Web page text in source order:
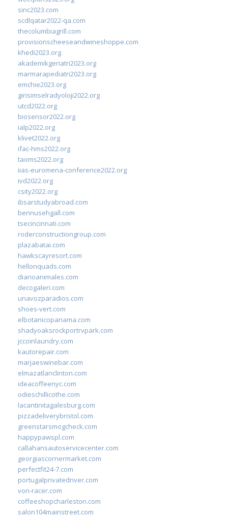
sinc2023.com
scdlqatar2022-qa.com
thecolumbiagrill.com
provisionscheeseandwineshoppe.com
khedi2023.org
akademikgeriatri2023.org
marmarapediatri2023.org
emchie2023.org
girisimselradyoloji2022.org
utcd2022.org
biosensor2022.org
ialp2022.org
klivet2022.org
ifac-hms2022.org
taoms2022.org
iias-euromena-conference2022.org
ivd2022.org
csity2022.org
ibsarstudyabroad.com
bennusehgall.com
tsecincinnati.com
roderconstructiongroup.com
plazabatai.com
hawkscayresort.com
hellonquads.com
diarioanimales.com
decogaleri.com
unavozparadios.com
shoes-vert.com
elbotanicopanama.com
shadyoaksrockportrvpark.com
jccoinlaundry.com
kautorepair.com
marjaeswinebar.com
elmazatlanclinton.com
ideacoffeenyc.com
odieschillicothe.com
lacantinitagalesburg.com
pizzadeliverybristol.com
greenstarsmogcheck.com
happypawspl.com
callahansautoservicecenter.com
georgiascornermarket.com
perfectfit24-7.com
portugalprivatedriver.com
von-racer.com
coffeeshopcharleston.com
salon104mainstreet.com